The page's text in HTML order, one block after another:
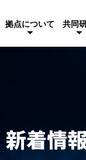
拠点について 共同
新着情